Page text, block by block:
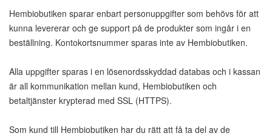
Hembiobutiken sparar enbart personuppgifter som behövs för att
kunna levererar och ge support på de produkter som ingår i en
beställning. Kontokortsnummer sparas inte av Hembiobutiken.
Alla uppgifter sparas i en lösenordsskyddad databas och i kassan
är all kommunikation mellan kund, Hembiobutiken och
betaltjänster krypterad med SSL (HTTPS).
Som kund till Hembiobutiken har du rätt att få ta del av de